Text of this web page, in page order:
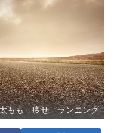
もも 痩せ ランニング